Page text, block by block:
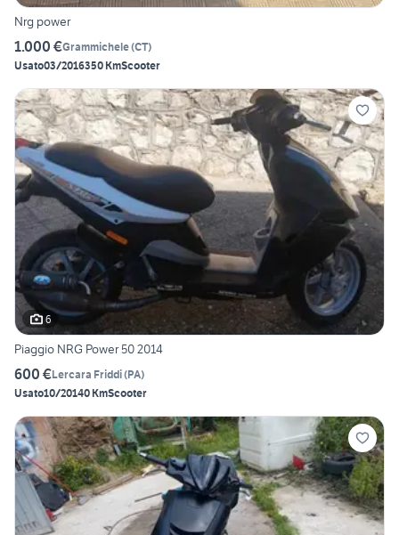
Nrg power
1.000 €Grammichele(CT)
Usato03/2016350 KmScooter
6
Piaggio NRG Power 50 2014
600 €Lercara Friddi(PA)
Usato10/20140 KmScooter